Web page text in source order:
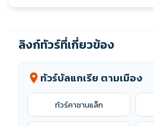
ลิงก์ทัวร์ที่เกี่ยวข้อง
location_on ทัวร์บัลแกเรีย ตามเมือง
ทัวร์คาซานแล็ก